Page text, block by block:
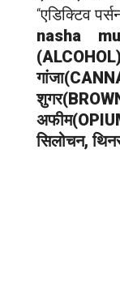
“एडिक्टिव
nasha
सिलोचन,